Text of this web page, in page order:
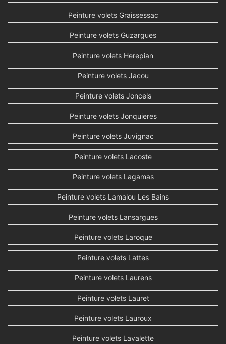
Peinture volets Graissessac
Peinture volets Guzargues
Peinture volets Herepian
Peinture volets Jacou
Peinture volets Joncels
Peinture volets Jonquieres
Peinture volets Juvignac
Peinture volets Lacoste
Peinture volets Lagamas
Peinture volets Lamalou Les Bains
Peinture volets Lansargues
Peinture volets Laroque
Peinture volets Lattes
Peinture volets Laurens
Peinture volets Lauret
Peinture volets Lauroux
Peinture volets Lavalette